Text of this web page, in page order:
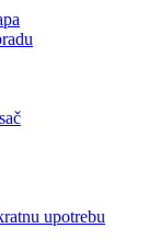
upotrebu